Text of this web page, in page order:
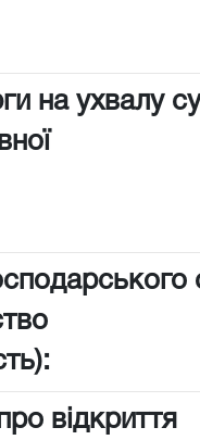
на ухвалу
відкриття